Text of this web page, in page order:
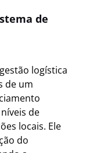
de
logística
de um
de
locais. Ele
do